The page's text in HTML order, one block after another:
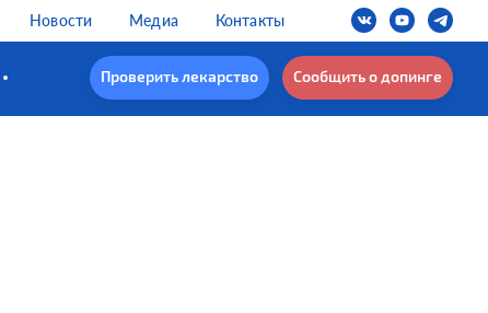
Новости Медиа Контакты
Проверить лекарство Сообщить о допинге